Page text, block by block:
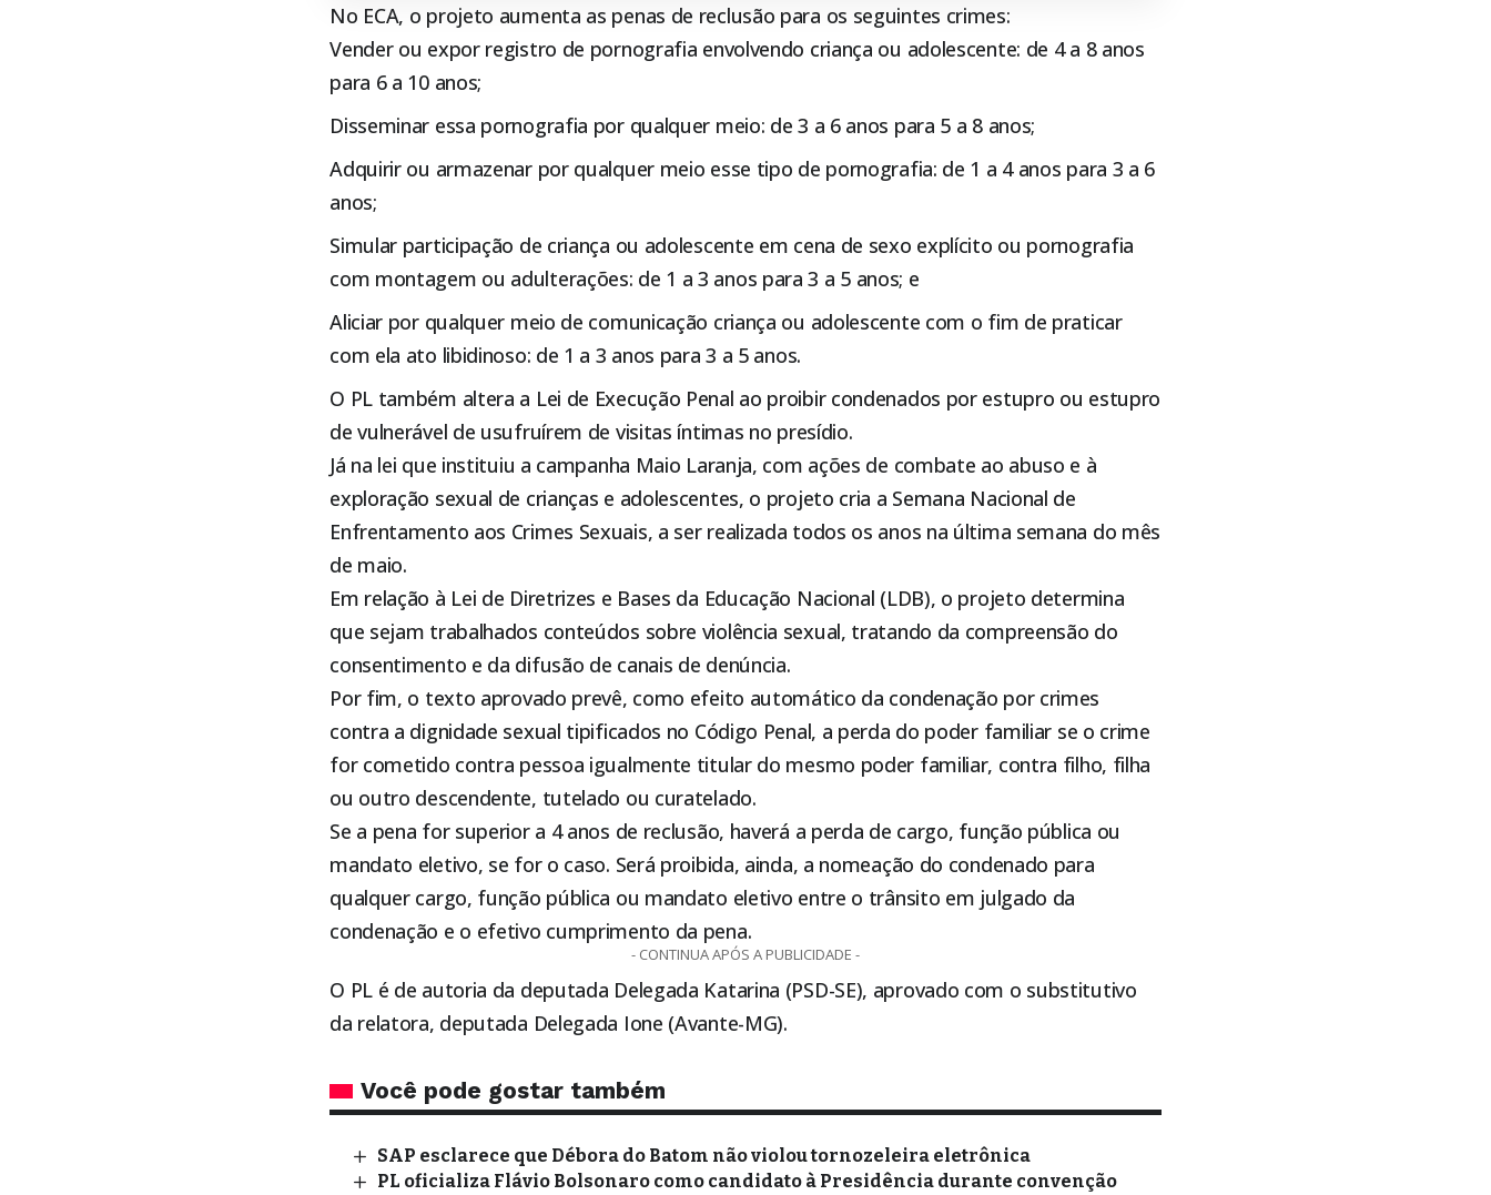
No ECA, o projeto aumenta as penas de reclusão para os seguintes crimes:
Vender ou expor registro de pornografia envolvendo criança ou adolescente: de 4 a 8 anos
para 6 a 10 anos;
Disseminar essa pornografia por qualquer meio: de 3 a 6 anos para 5 a 8 anos;
Adquirir ou armazenar por qualquer meio esse tipo de pornografia: de 1 a 4 anos para 3 a 6
anos;
Simular participação de criança ou adolescente em cena de sexo explícito ou pornografia
com montagem ou adulterações: de 1 a 3 anos para 3 a 5 anos; e
Aliciar por qualquer meio de comunicação criança ou adolescente com o fim de praticar
com ela ato libidinoso: de 1 a 3 anos para 3 a 5 anos.
O PL também altera a Lei de Execução Penal ao proibir condenados por estupro ou estupro
de vulnerável de usufruírem de visitas íntimas no presídio.
Já na lei que instituiu a campanha Maio Laranja, com ações de combate ao abuso e à
exploração sexual de crianças e adolescentes, o projeto cria a Semana Nacional de
Enfrentamento aos Crimes Sexuais, a ser realizada todos os anos na última semana do mês
de maio.
Em relação à Lei de Diretrizes e Bases da Educação Nacional (LDB), o projeto determina
que sejam trabalhados conteúdos sobre violência sexual, tratando da compreensão do
consentimento e da difusão de canais de denúncia.
Por fim, o texto aprovado prevê, como efeito automático da condenação por crimes
contra a dignidade sexual tipificados no Código Penal, a perda do poder familiar se o crime
for cometido contra pessoa igualmente titular do mesmo poder familiar, contra filho, filha
ou outro descendente, tutelado ou curatelado.
Se a pena for superior a 4 anos de reclusão, haverá a perda de cargo, função pública ou
mandato eletivo, se for o caso. Será proibida, ainda, a nomeação do condenado para
qualquer cargo, função pública ou mandato eletivo entre o trânsito em julgado da
condenação e o efetivo cumprimento da pena.
- CONTINUA APÓS A PUBLICIDADE -
O PL é de autoria da deputada Delegada Katarina (PSD-SE), aprovado com o substitutivo
da relatora, deputada Delegada Ione (Avante-MG).
Você pode gostar também
SAP esclarece que Débora do Batom não violou tornozeleira eletrônica
PL oficializa Flávio Bolsonaro como candidato à Presidência durante convenção